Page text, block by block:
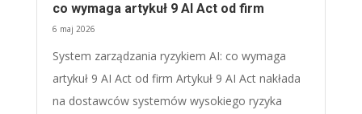
co wymaga artykuł 9 AI Act od firm
6 maj 2026
System zarządzania ryzykiem AI: co wymaga
artykuł 9 AI Act od firm Artykuł 9 AI Act nakłada
na dostawców systemów wysokiego ryzyka